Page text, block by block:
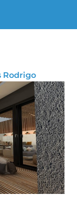
Rodrigo